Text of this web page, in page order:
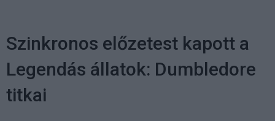
Szinkronos előzetest kapott a
Legendás állatok: Dumbledore
titkai